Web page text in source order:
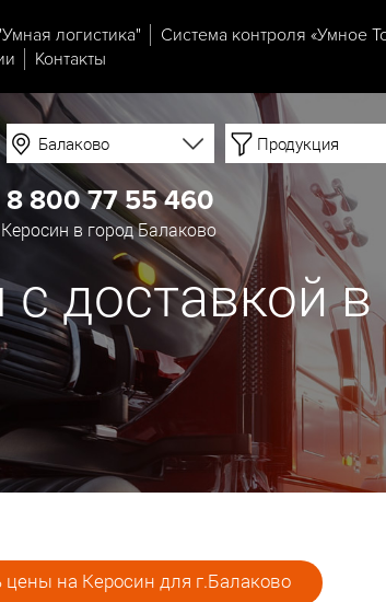
логистика" Система контроля «Умное
Контакты
Балаково Продукция
8 800 77 55 460
в город Балаково
доставкой
цены на Керосин для г.Балаково